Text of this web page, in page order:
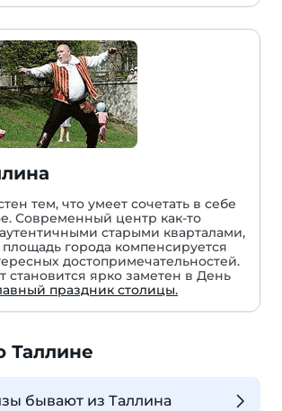
тем, что умеет сочетать в себе
Современный центр как-то
старыми кварталами,
города компенсируется
достопримечательностей.
становится ярко заметен в День
праздник столицы.
Таллине
бывают из Таллина